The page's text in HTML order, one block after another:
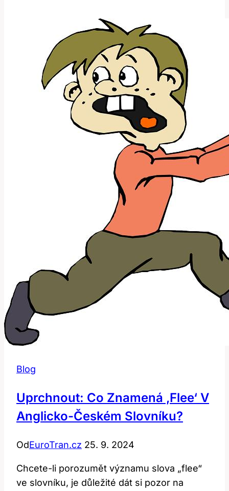
používat
tento
anglický
výraz?
Blog
Uprchnout: Co Znamená ‚flee‘ V
Anglicko-Českém Slovníku?
OdEuroTran.cz 25. 9. 2024
Chcete-li porozumět významu slova „flee“
ve slovníku, je důležité dát si pozor na